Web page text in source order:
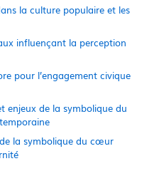
la culture populaire et les
influençant la perception
pour l’engagement civique
enjeux de la symbolique du
la symbolique du cœur